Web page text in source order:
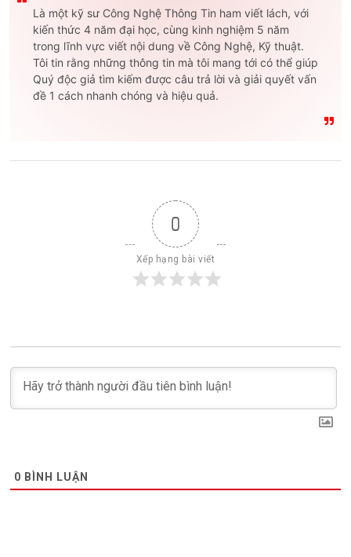
Là một kỹ sư Công Nghệ Thông Tin ham viết lách, với
kiến thức 4 năm đại học, cùng kinh nghiệm 5 năm
trong lĩnh vực viết nội dung về Công Nghệ, Kỹ thuật.
Tôi tin rằng những thông tin mà tôi mang tới có thể giúp
Quý độc giả tìm kiếm được câu trả lời và giải quyết vấn
đề 1 cách nhanh chóng và hiệu quả.
0
Xếp hạng bài viết
0 BÌNH LUẬN